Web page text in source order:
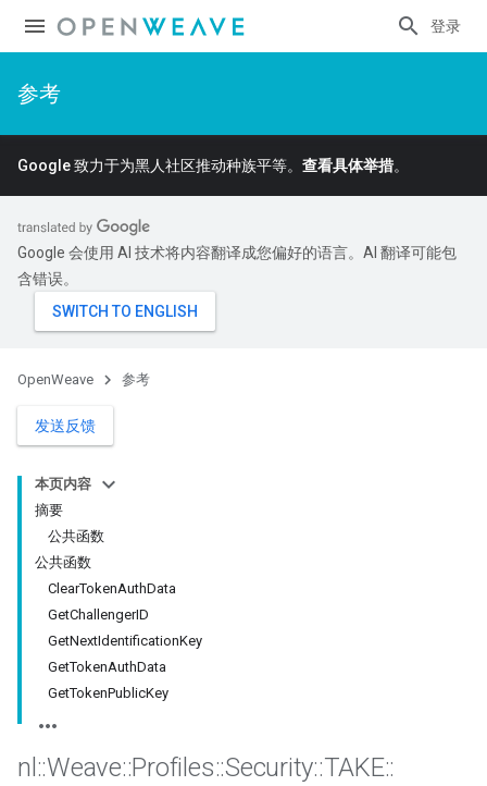
登录
参考
Google 致力于为黑人社区推动种族平等。 查看具体举措。
Google 会使用 AI 技术将内容翻译成您偏好的语言。AI 翻译可能包
含错误。
OpenWeave 参考
发送反馈
本页内容
摘要
公共函数
公共函数
ClearTokenAuthData
GetChallengerID
GetNextIdentificationKey
GetTokenAuthData
GetTokenPublicKey
nl ::Weave::Profiles::Security::TAKE::